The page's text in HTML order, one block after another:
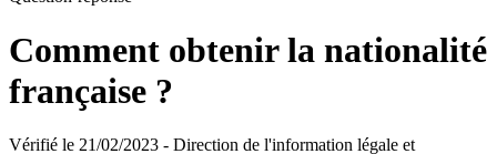
Comment obtenir la nationalité
française ?
Vérifié le 21/02/2023 - Direction de l'information légale et